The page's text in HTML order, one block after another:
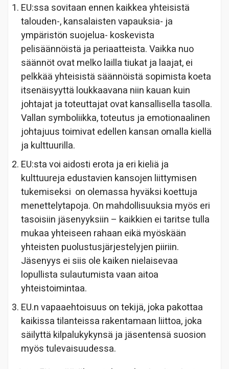
EU:ssa sovitaan ennen kaikkea yhteisistä
talouden-, kansalaisten vapauksia- ja
ympäristön suojelua- koskevista
pelisäännöistä ja periaatteista. Vaikka nuo
säännöt ovat melko lailla tiukat ja laajat, ei
pelkkää yhteisistä säännöistä sopimista koeta
itsenäisyyttä loukkaavana niin kauan kuin
johtajat ja toteuttajat ovat kansallisella tasolla.
Vallan symboliikka, toteutus ja emotionaalinen
johtajuus toimivat edellen kansan omalla kiellä
ja kulttuurilla.
EU:sta voi aidosti erota ja eri kieliä ja
kulttuureja edustavien kansojen liittymisen
tukemiseksi on olemassa hyväksi koettuja
menettelytapoja. On mahdollisuuksia myös eri
tasoisiin jäsenyyksiin – kaikkien ei taritse tulla
mukaa yhteiseen rahaan eikä myöskään
yhteisten puolustusjärjestelyjen piiriin.
Jäsenyys ei siis ole kaiken nielaisevaa
lopullista sulautumista vaan aitoa
yhteistoimintaa.
EU.n vapaaehtoisuus on tekijä, joka pakottaa
kaikissa tilanteissa rakentamaan liittoa, joka
säilyttä kilpalukykynsä ja jäsentensä suosion
myös tulevaisuudessa.